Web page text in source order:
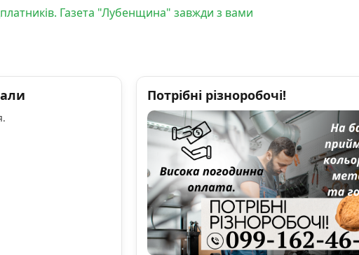
Газета "Лубенщина" завжди з вами
Потрібні різноробочі!